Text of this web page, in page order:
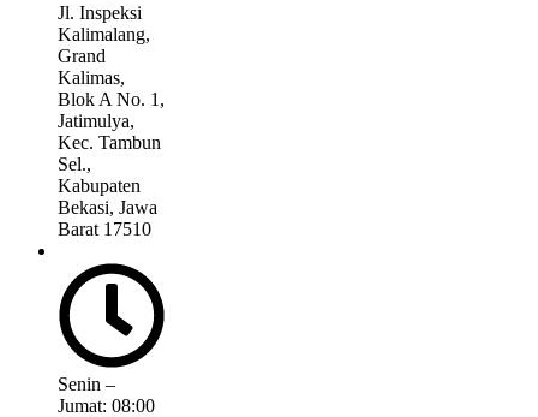
Jl. Inspeksi
Kalimalang,
Grand
Kalimas,
Blok A No. 1,
Jatimulya,
Kec. Tambun
Sel.,
Kabupaten
Bekasi, Jawa
Barat 17510
Senin –
Jumat: 08:00